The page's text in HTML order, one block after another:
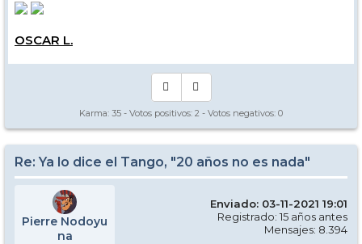
OSCAR L.
Karma: 35 - Votos positivos: 2 - Votos negativos: 0
Re: Ya lo dice el Tango, "20 años no es nada"
Pierre Nodoyu
na
Enviado: 03-11-2021 19:01
Registrado: 15 años antes
Mensajes: 8.394